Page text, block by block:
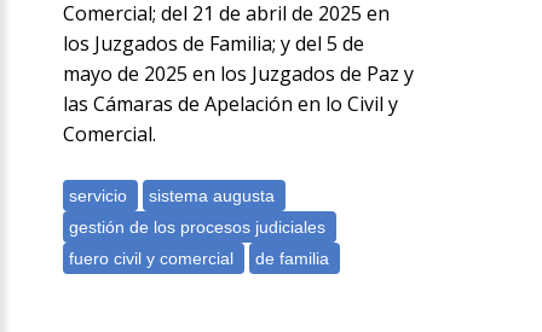
Comercial; del 21 de abril de 2025 en
los Juzgados de Familia; y del 5 de
mayo de 2025 en los Juzgados de Paz y
las Cámaras de Apelación en lo Civil y
Comercial.